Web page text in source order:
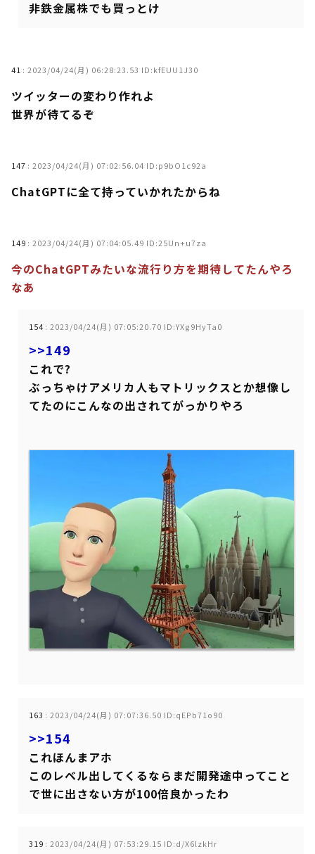
非鉄金属株でも買っとけ
41 : 2023/04/24(月) 06:28:23.53 ID:kfEUU1J30
ツイッターの変わり作れよ
世界が待てるぞ
147 : 2023/04/24(月) 07:02:56.04 ID:p9bO1c92a
ChatGPTに全て持っていかれたからね
149 : 2023/04/24(月) 07:04:05.49 ID:25Un+u7za
今のChatGPTみたいな流行り方を期待してたんやろ
なあ
154 : 2023/04/24(月) 07:05:20.70 ID:YXg9HyTa0
>>149
これで?
ぶっちゃけアメリカ人もマトリックスとか想像し
てたのにこんなの出されてがっかりやろ
163 : 2023/04/24(月) 07:07:36.50 ID:qEPb71o90
>>154
これほんまアホ
このレベル出してくるならまだ開発途中ってこと
で世に出さない方が100倍良かったわ
319 : 2023/04/24(月) 07:53:29.15 ID:d/X6lzkHr